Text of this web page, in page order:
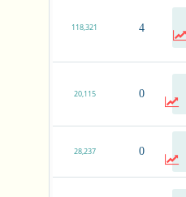
4
118,321
0
20,115
0
28,237